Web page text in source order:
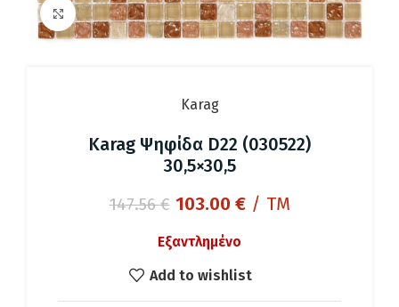
Click to enlarge
Karag
Karag Ψηφίδα D22 (030522)
30,5×30,5
147.56€ Original
was:
147.56 €.
103.00 €Η
είναι:
/ TM
Εξαντλημένο
Add to wishlist